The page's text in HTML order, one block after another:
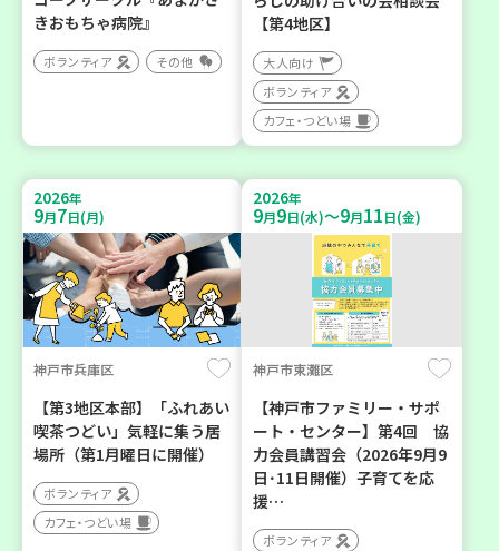
きおもちゃ病院』
ボランティア その他
【第4地区】
大人向け
ボランティア
カフェ・つどい場
2026年
9月7日(月)
神戸市兵庫区
【第3地区本部】「ふれあい
喫茶つどい」気軽に集う居
場所（第1月曜日に開催）
ボランティア
カフェ・つどい場
2026年
9月9日(水)～9月11日(金)
神戸市東灘区
【神戸市ファミリー・サポ
ート・センター】第4回 協
力会員講習会（2026年9月9
日･11日開催）子育てを応
援…
ボランティア